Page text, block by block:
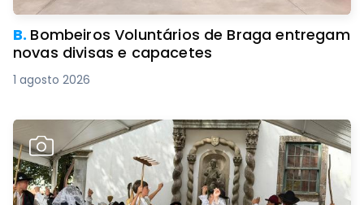
B. Bombeiros Voluntários de Braga entregam
novas divisas e capacetes
1 agosto 2026